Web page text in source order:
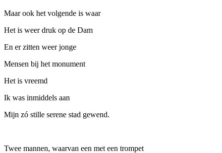
Maar ook het volgende is waar
Het is weer druk op de Dam
En er zitten weer jonge
Mensen bij het monument
Het is vreemd
Ik was inmiddels aan
Mijn zó stille serene stad gewend.
Twee mannen, waarvan een met een trompet